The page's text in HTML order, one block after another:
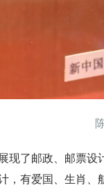
陈
了邮政、邮票设
，有爱国、生肖